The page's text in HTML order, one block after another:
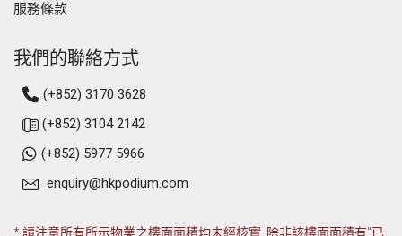
服務條款
我們的聯絡方式
(+852) 3170 3628
(+852) 3104 2142
(+852) 5977 5966
enquiry@hkpodium.com
* 請注意所有所示物業之樓面面積均未經核實, 除非該樓面面積有"已